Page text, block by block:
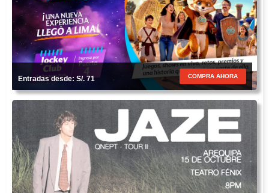
Entradas desde: S/. 71 COMPRA AHORA